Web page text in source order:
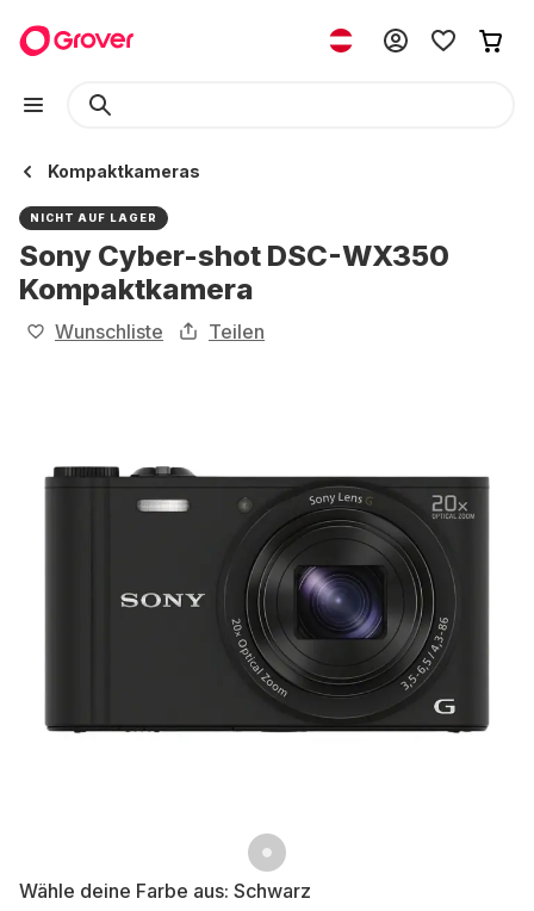
Kompaktkameras
NICHT AUF LAGER
Sony Cyber-shot DSC-WX350
Kompaktkamera
Wunschliste Teilen
Wähle deine Farbe aus: Schwarz